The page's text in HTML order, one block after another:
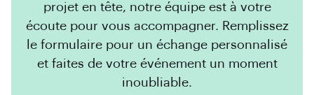
projet en tête, notre équipe est à votre
écoute pour vous accompagner. Remplissez
le formulaire pour un échange personnalisé
et faites de votre événement un moment
inoubliable.